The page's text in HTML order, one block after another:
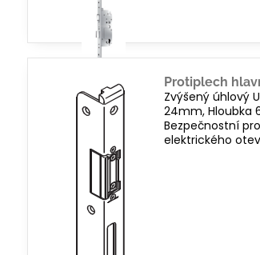
Protiplech
Zvýšený úhlový
24mm, Hloubka
Bezpečnostní
elektrického